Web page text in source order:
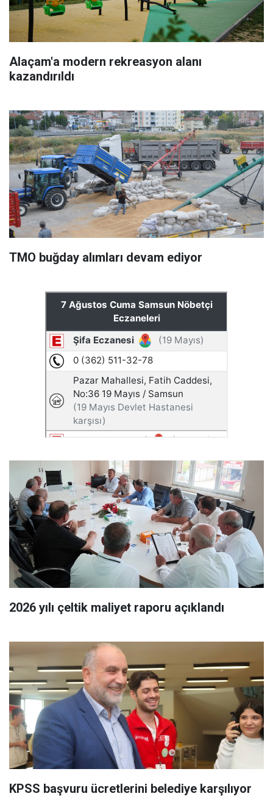
Alaçam'a modern rekreasyon alanı
kazandırıldı
TMO buğday alımları devam ediyor
2026 yılı çeltik maliyet raporu açıklandı
KPSS başvuru ücretlerini belediye karşılıyor